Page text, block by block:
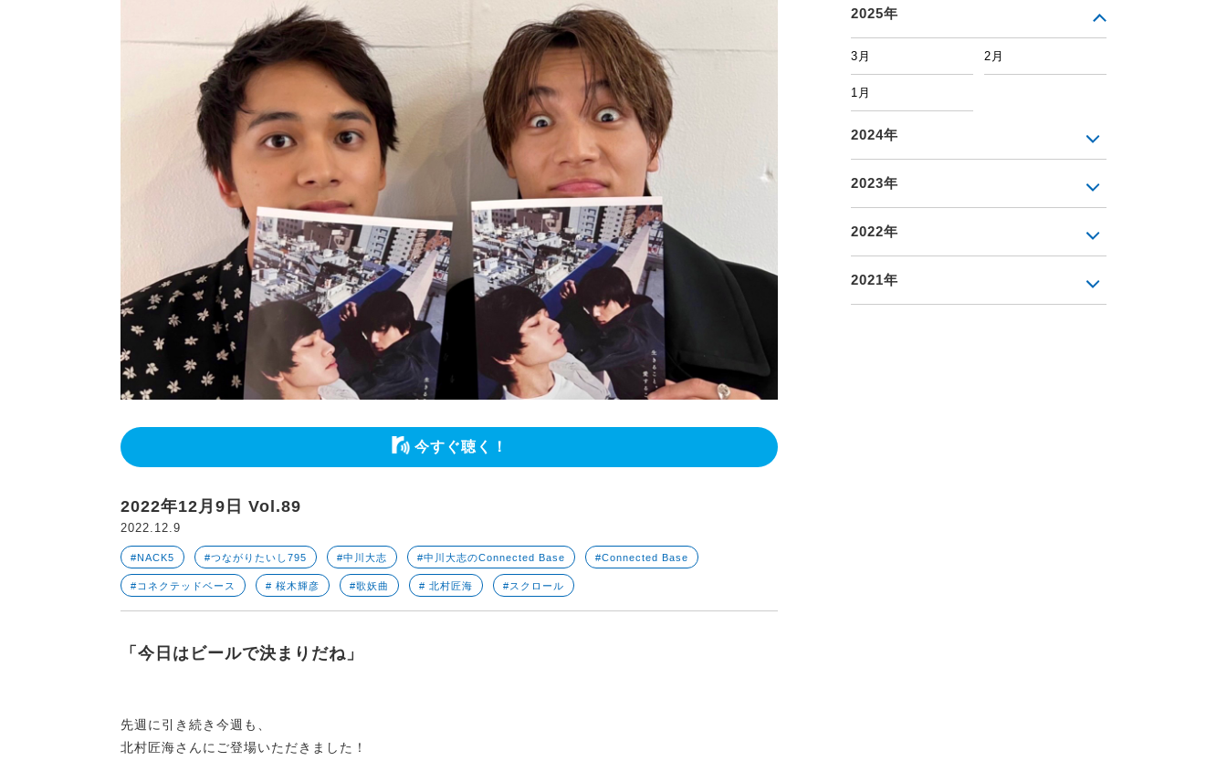
今すぐ聴く！
2022年12月9日 Vol.89
2022.12.9
#NACK5 #つながりたいし795 #中川大志 #中川大志のConnected Base #Connected Base
#コネクテッドベース # 桜木輝彦 #歌妖曲 # 北村匠海 #スクロール
「今日はビールで決まりだね」
先週に引き続き今週も、
北村匠海さんにご登場いただきました！
2025年
3月 2月
1月
2024年
2023年
2022年
2021年